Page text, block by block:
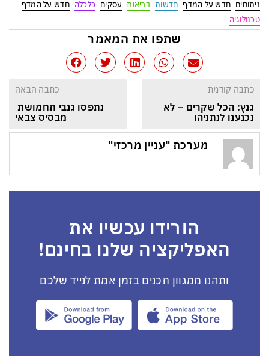
ניתוחים חדש על המדף חדשות בריאות עסקים כלכלה חדש על המדף
טכנולוגיה
שתפו את המאמר
כתבה קודמת
גנץ: הכל שקרים – לא
נכנענו לנתניהו
כתבה הבאה
נתפסו גנבי תחמושת
מבסיס צבאי
מערכת "עניין מרכזי"
הורידו עכשיו את
האפליקציה שלנו בחינם!
ותהנו ממגוון תכנים בזמן אמת לנייד שלכם